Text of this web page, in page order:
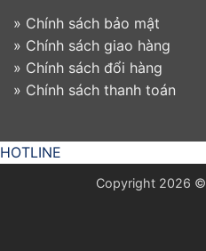
» Chính sách bảo mật
» Chính sách giao hàng
» Chính sách đổi hàng
» Chính sách thanh toán
HOTLINE
Copyright 2026 ©